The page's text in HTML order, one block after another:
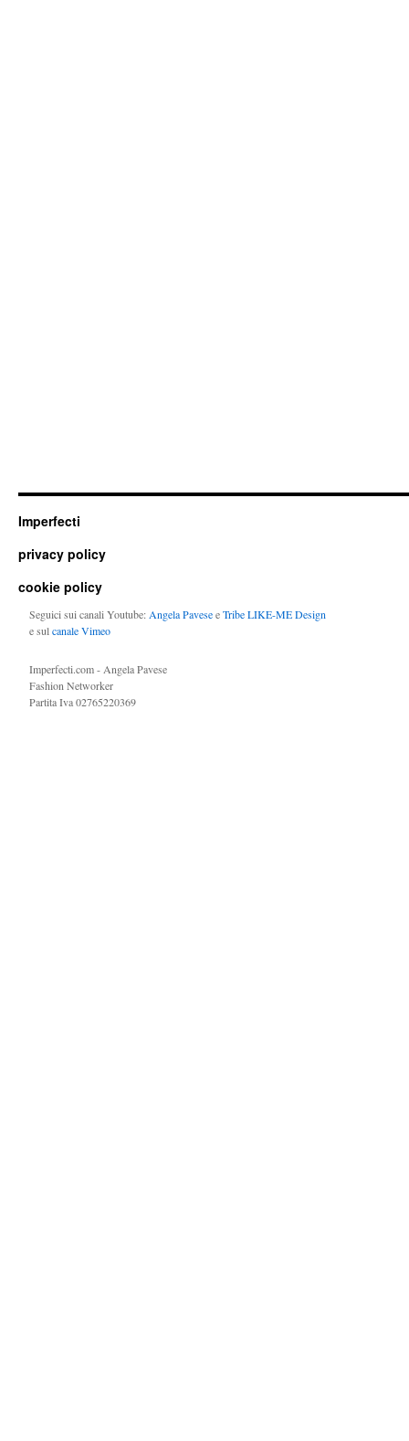
Imperfecti
privacy policy
cookie policy
Seguici sui canali Youtube: Angela PaveseeTribe LIKE-ME Design
e sulcanale Vimeo
Imperfecti.com - Angela Pavese
Fashion Networker
Partita Iva 02765220369